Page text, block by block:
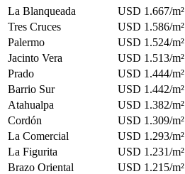
La Blanqueada
USD 1.667/m²
Tres Cruces
USD 1.586/m²
Palermo
USD 1.524/m²
Jacinto Vera
USD 1.513/m²
Prado
USD 1.444/m²
Barrio Sur
USD 1.442/m²
Atahualpa
USD 1.382/m²
Cordón
USD 1.309/m²
La Comercial
USD 1.293/m²
La Figurita
USD 1.231/m²
Brazo Oriental
USD 1.215/m²